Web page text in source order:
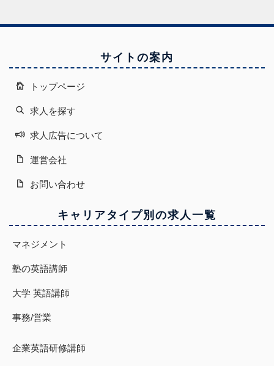
サイトの案内
トップページ
求人を探す
求人広告について
運営会社
お問い合わせ
キャリアタイプ別の求人一覧
マネジメント
塾の英語講師
大学 英語講師
事務/営業
企業英語研修講師